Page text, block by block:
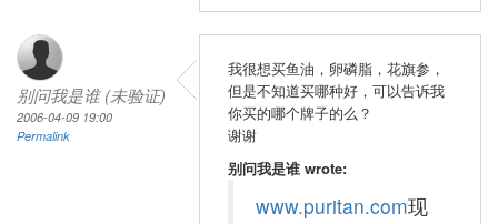
别问我是谁 (未验证)
2006-04-09 19:00
Permalink
我很想买鱼油，卵磷脂，花旗参，
但是不知道买哪种好，可以告诉我
你买的哪个牌子的么？
谢谢
别问我是谁 wrote:
www.puritan.com现